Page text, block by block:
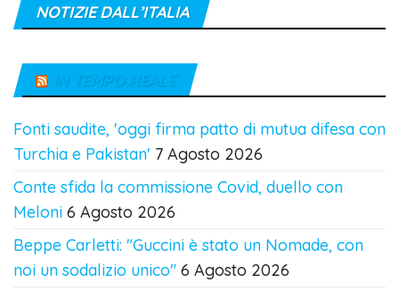
NOTIZIE DALL’ITALIA
IN TEMPO REALE
Fonti saudite, 'oggi firma patto di mutua difesa con
Turchia e Pakistan' 7 Agosto 2026
Conte sfida la commissione Covid, duello con
Meloni 6 Agosto 2026
Beppe Carletti: "Guccini è stato un Nomade, con
noi un sodalizio unico" 6 Agosto 2026